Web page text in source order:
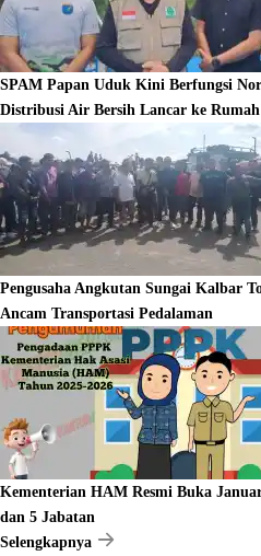
SPAM Papan Uduk Kini Berfungsi
Distribusi Air Bersih Lancar ke
Pengusaha Angkutan Sungai Kalbar
Ancam Transportasi Pedalaman
Kementerian HAM Resmi Buka
dan 5 Jabatan
Selengkapnya